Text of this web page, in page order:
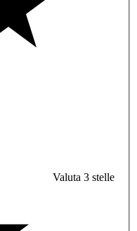
Valuta 3 stelle